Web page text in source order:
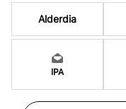
Alderdia
IPA